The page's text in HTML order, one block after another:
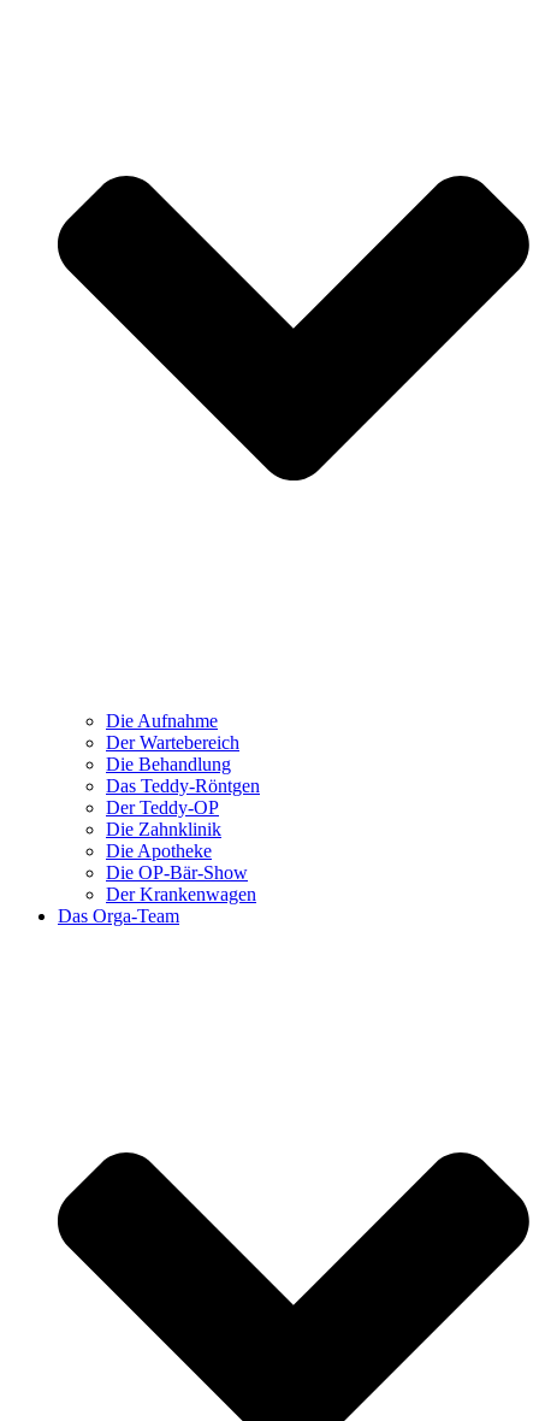
Die Aufnahme
Der Wartebereich
Die Behandlung
Das Teddy-Röntgen
Der Teddy-OP
Die Zahnklinik
Die Apotheke
Die OP-Bär-Show
Der Krankenwagen
Das Orga-Team